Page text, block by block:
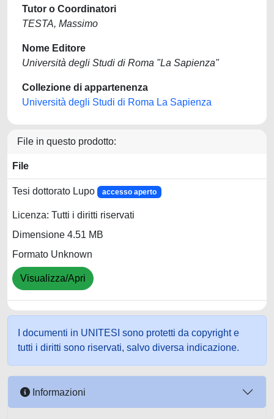
Tutor o Coordinatori
TESTA, Massimo
Nome Editore
Università degli Studi di Roma "La Sapienza"
Collezione di appartenenza
Università degli Studi di Roma La Sapienza
File in questo prodotto:
File
Tesi dottorato Lupo accesso aperto
Licenza: Tutti i diritti riservati
Dimensione 4.51 MB
Formato Unknown
Visualizza/Apri
I documenti in UNITESI sono protetti da copyright e
tutti i diritti sono riservati, salvo diversa indicazione.
Informazioni